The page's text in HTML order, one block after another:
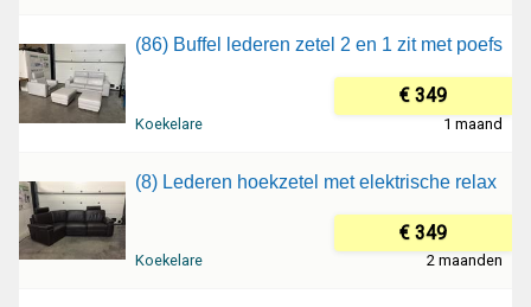
(86) Buffel lederen zetel 2 en 1 zit met poefs
€ 349
Koekelare 1 maand
(8) Lederen hoekzetel met elektrische relax
€ 349
Koekelare 2 maanden